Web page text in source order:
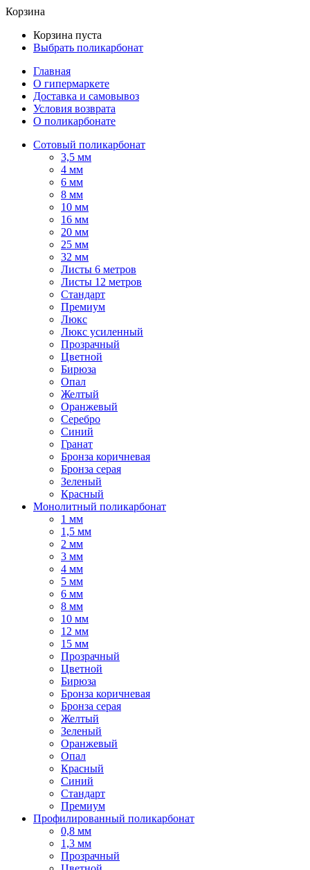
Корзина
Корзина пуста
Выбрать поликарбонат
Главная
О гипермаркете
Доставка и самовывоз
Условия возврата
О поликарбонате
Сотовый поликарбонат
3,5 мм
4 мм
6 мм
8 мм
10 мм
16 мм
20 мм
25 мм
32 мм
Листы 6 метров
Листы 12 метров
Стандарт
Премиум
Люкс
Люкс усиленный
Прозрачный
Цветной
Бирюза
Опал
Желтый
Оранжевый
Серебро
Синий
Гранат
Бронза коричневая
Бронза серая
Зеленый
Красный
Монолитный поликарбонат
1 мм
1,5 мм
2 мм
3 мм
4 мм
5 мм
6 мм
8 мм
10 мм
12 мм
15 мм
Прозрачный
Цветной
Бирюза
Бронза коричневая
Бронза серая
Желтый
Зеленый
Оранжевый
Опал
Красный
Синий
Стандарт
Премиум
Профилированный поликарбонат
0,8 мм
1,3 мм
Прозрачный